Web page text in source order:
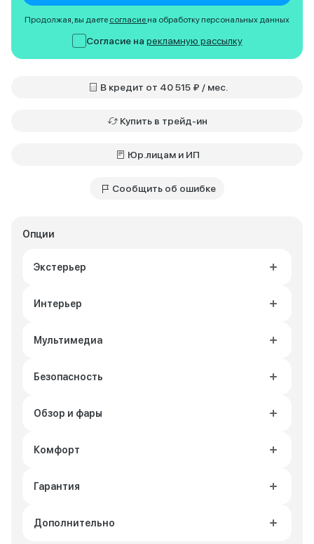
Опции
Экстерьер
Интерьер
Мультимедиа
Безопасность
Обзор и фары
Комфорт
Гарантия
Дополнительно
Продолжая, вы даете согласие на обработку персональных данных
Согласие на рекламную рассылку
В кредит от 40 515 ₽ / мес.
Купить в трейд-ин
Юр.лицам и ИП
Сообщить об ошибке